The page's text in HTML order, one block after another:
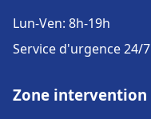
Lun-Ven: 8h-19h
Service d'urgence 24/7
Zone intervention